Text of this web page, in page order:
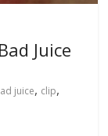
Juice
juice, clip,